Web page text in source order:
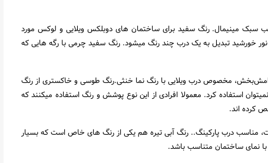
سبک مینیمال. رنگ سفید برای ساختمان های دوبلکس ویلایی و لوکس مورد
نور خورشید تبدیل به یک درب چند رنگ میشود. رنگ سفید چرمی با رگه هایی که
مخصوص درب ویلایی با رنگ نما خنثی.رنگ طوسی و خاکستری از رنگ
استفاده کرد. معمولا افرادی از این نوع پوشش و رنگ استفاده میکنند که
کرده اند.
مناسب درب پارکینگ.. رنگ آبی تیره هم یکی از رنگ های خاص است که بسیار
با نمای ساختمان متناسب باشد.